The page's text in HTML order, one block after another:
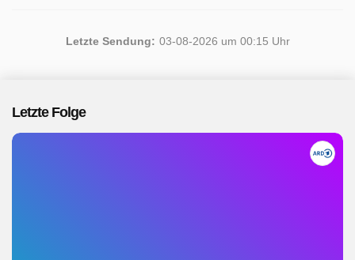
Letzte Sendung: 03-08-2026 um 00:15 Uhr
Letzte Folge